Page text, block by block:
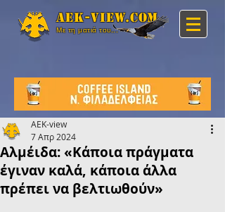
Aek-view.com
Με τη ματιά του...
Αλμέιδα: «Κάποια πράγματα
έγιναν καλά, κάποια άλλα
πρέπει να βελτιωθούν»
AEK-view
7 Απρ 2024